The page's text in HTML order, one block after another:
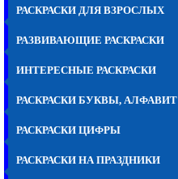
РАСКРАСКИ ДЛЯ ВЗРОСЛЫХ
РАЗВИВАЮЩИЕ РАСКРАСКИ
ИНТЕРЕСНЫЕ РАСКРАСКИ
РАСКРАСКИ БУКВЫ, АЛФАВИТ
РАСКРАСКИ ЦИФРЫ
РАСКРАСКИ НА ПРАЗДНИКИ